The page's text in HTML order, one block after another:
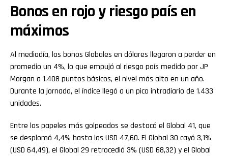
Bonos en rojo y riesgo país en
máximos
Al mediodía, los bonos Globales en dólares llegaron a perder en
promedio un 4%, lo que empujó al riesgo país medido por JP
Morgan a 1.408 puntos básicos, el nivel más alto en un año.
Durante la jornada, el índice llegó a un pico intradiario de 1.433
unidades.
Entre los papeles más golpeados se destacó el Global 41, que
se desplomó 4,4% hasta los USD 47,60. El Global 30 cayó 3,1%
(USD 64,49), el Global 29 retrocedió 3% (USD 68,32) y el Global